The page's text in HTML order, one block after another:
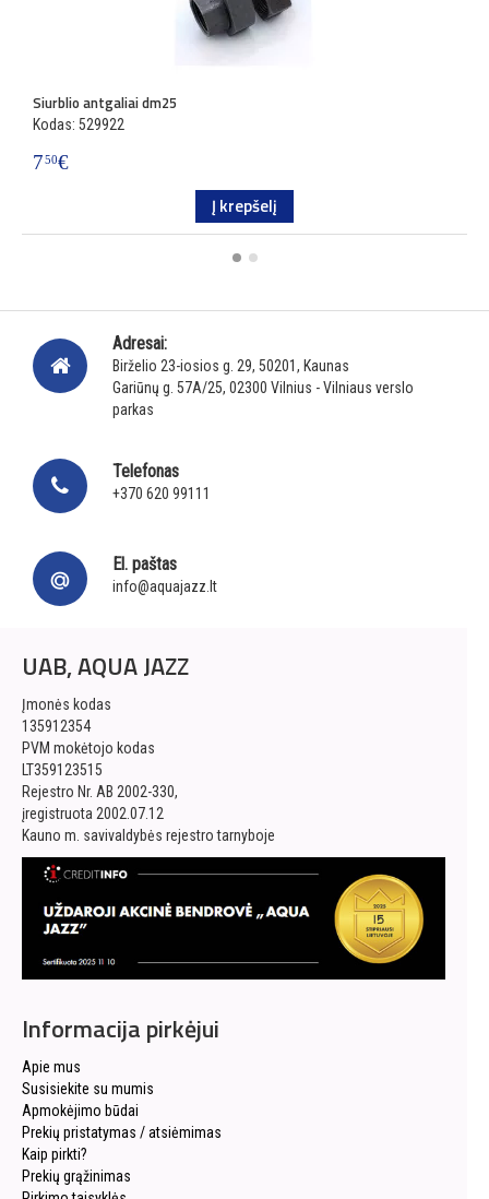
Siurblio antgaliai dm25
Kodas: 529922
750€
Į krepšelį
Adresai:
Birželio 23-iosios g. 29, 50201, Kaunas
Gariūnų g. 57A/25, 02300 Vilnius - Vilniaus verslo
parkas
Telefonas
+370 620 99111
El. paštas
info@aquajazz.lt
UAB, AQUA JAZZ
Įmonės kodas
135912354
PVM mokėtojo kodas
LT359123515
Rejestro Nr. AB 2002-330,
įregistruota 2002.07.12
Kauno m. savivaldybės rejestro tarnyboje
Informacija pirkėjui
Apie mus
Susisiekite su mumis
Apmokėjimo būdai
Prekių pristatymas / atsiėmimas
Kaip pirkti?
Prekių grąžinimas